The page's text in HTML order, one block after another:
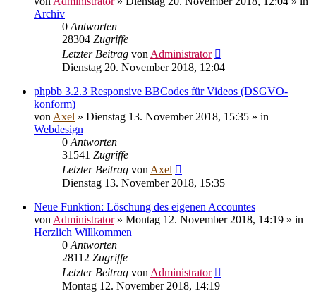
Archiv
0 Antworten
28304 Zugriffe
Letzter Beitrag von Administrator
Dienstag 20. November 2018, 12:04
phpbb 3.2.3 Responsive BBCodes für Videos (DSGVO-
konform)
von Axel » Dienstag 13. November 2018, 15:35 » in
Webdesign
0 Antworten
31541 Zugriffe
Letzter Beitrag von Axel
Dienstag 13. November 2018, 15:35
Neue Funktion: Löschung des eigenen Accountes
von Administrator» Montag 12. November 2018, 14:19 » in
Herzlich Willkommen
0 Antworten
28112 Zugriffe
Letzter Beitrag von Administrator
Montag 12. November 2018, 14:19